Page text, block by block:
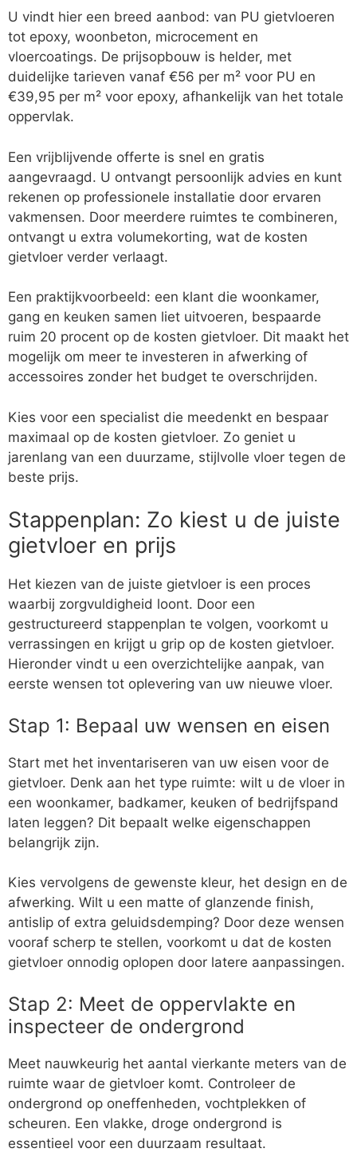
U vindt hier een breed aanbod: van PU gietvloeren
tot epoxy, woonbeton, microcement en
vloercoatings. De prijsopbouw is helder, met
duidelijke tarieven vanaf €56 per m² voor PU en
€39,95 per m² voor epoxy, afhankelijk van het totale
oppervlak.
Een vrijblijvende offerte is snel en gratis
aangevraagd. U ontvangt persoonlijk advies en kunt
rekenen op professionele installatie door ervaren
vakmensen. Door meerdere ruimtes te combineren,
ontvangt u extra volumekorting, wat de kosten
gietvloer verder verlaagt.
Een praktijkvoorbeeld: een klant die woonkamer,
gang en keuken samen liet uitvoeren, bespaarde
ruim 20 procent op de kosten gietvloer. Dit maakt het
mogelijk om meer te investeren in afwerking of
accessoires zonder het budget te overschrijden.
Kies voor een specialist die meedenkt en bespaar
maximaal op de kosten gietvloer. Zo geniet u
jarenlang van een duurzame, stijlvolle vloer tegen de
beste prijs.
Stappenplan: Zo kiest u de juiste
gietvloer en prijs
Het kiezen van de juiste gietvloer is een proces
waarbij zorgvuldigheid loont. Door een
gestructureerd stappenplan te volgen, voorkomt u
verrassingen en krijgt u grip op de kosten gietvloer.
Hieronder vindt u een overzichtelijke aanpak, van
eerste wensen tot oplevering van uw nieuwe vloer.
Stap 1: Bepaal uw wensen en eisen
Start met het inventariseren van uw eisen voor de
gietvloer. Denk aan het type ruimte: wilt u de vloer in
een woonkamer, badkamer, keuken of bedrijfspand
laten leggen? Dit bepaalt welke eigenschappen
belangrijk zijn.
Kies vervolgens de gewenste kleur, het design en de
afwerking. Wilt u een matte of glanzende finish,
antislip of extra geluidsdemping? Door deze wensen
vooraf scherp te stellen, voorkomt u dat de kosten
gietvloer onnodig oplopen door latere aanpassingen.
Stap 2: Meet de oppervlakte en
inspecteer de ondergrond
Meet nauwkeurig het aantal vierkante meters van de
ruimte waar de gietvloer komt. Controleer de
ondergrond op oneffenheden, vochtplekken of
scheuren. Een vlakke, droge ondergrond is
essentieel voor een duurzaam resultaat.